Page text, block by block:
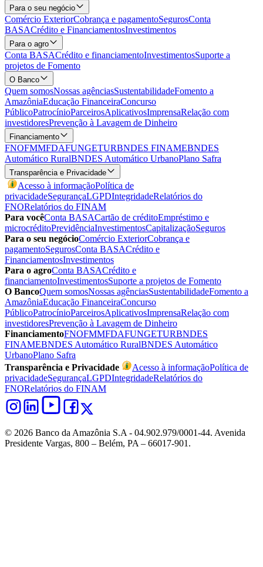
Para o seu negócio
Comércio ExteriorCobrança e pagamentoSegurosConta
BASACrédito e FinanciamentosInvestimentos
Para o agro
Conta BASACrédito e financiamentoInvestimentosSuporte a
projetos de Fomento
O Banco
Quem somosNossas agênciasSustentabilidadeFomento a
AmazôniaEducação FinanceiraConcurso
PúblicoPatrocínioParceirosAplicativosImprensaRelação com
investidoresPrevenção à Lavagem de Dinheiro
Financiamento
FNOFMMFDAFUNGETURBNDES FINAMEBNDES
Automático RuralBNDES Automático UrbanoPlano Safra
Transparência e Privacidade
Acesso à informaçãoPolítica de
privacidadeSegurançaLGPDIntegridadeRelatórios do
FNORelatórios do FINAM
Para vocêConta BASACartão de créditoEmpréstimo e
microcréditoPrevidênciaInvestimentosCapitalizaçãoSeguros
Para o seu negócioComércio ExteriorCobrança e
pagamentoSegurosConta BASACrédito e
FinanciamentosInvestimentos
Para o agroConta BASACrédito e
financiamentoInvestimentosSuporte a projetos de Fomento
O BancoQuem somosNossas agênciasSustentabilidadeFomento a
AmazôniaEducação FinanceiraConcurso
PúblicoPatrocínioParceirosAplicativosImprensaRelação com
investidoresPrevenção à Lavagem de Dinheiro
FinanciamentoFNOFMMFDAFUNGETURBNDES
FINAMEBNDES Automático RuralBNDES Automático
UrbanoPlano Safra
Transparência e Privacidade
Acesso à informaçãoPolítica de
privacidadeSegurançaLGPDIntegridadeRelatórios do
FNORelatórios do FINAM
© 2026 Banco da Amazônia S.A - 04.902.979/0001‐44. Avenida
Presidente Vargas, 800 – Belém, PA – 66017-901.